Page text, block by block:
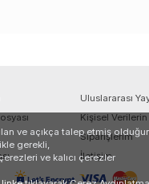
Uluslararası
Kişisel
Siparişlerim
İletişim
ve açıkça talep etmiş
gerekli,
ve kalıcı çerezler